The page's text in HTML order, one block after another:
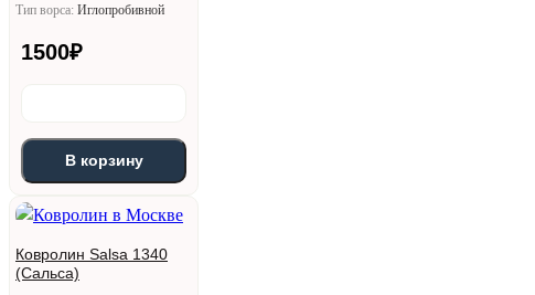
Тип ворса: Иглопробивной
1500₽
В корзину
Ковролин Salsa 1340
(Сальса)